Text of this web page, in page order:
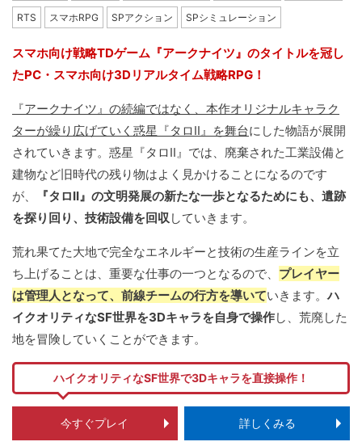
RTS スマホRPG SPアクション SPシミュレーション
スマホ向け戦略TDゲーム『アークナイツ』のタイトルを冠し
たPC・スマホ向け3Dリアルタイム戦略RPG！
『アークナイツ』の続編ではなく、本作オリジナルキャラク
ターが繰り広げていく惑星『タロII』を舞台にした物語が展開
されていきます。惑星『タロII』では、廃棄された工業設備と
建物など旧時代の残り物はよく見かけることになるのです
が、
『タロII』の文明発展の新たな一歩となるためにも、遺跡
を探り回り、技術設備を回収していきます。
荒れ果てた大地で完全なエネルギーと技術の生産ラインを立
ち上げることは、重要な仕事の一つとなるので、 プレイヤー
は管理人となって、前線チームの行方を導いていきます。ハ
イクオリティなSF世界を3Dキャラを自身で操作し、荒廃した
地を冒険していくことができます。
ハイクオリティなSF世界で3Dキャラを直接操作！
今すぐプレイ 詳しくみる